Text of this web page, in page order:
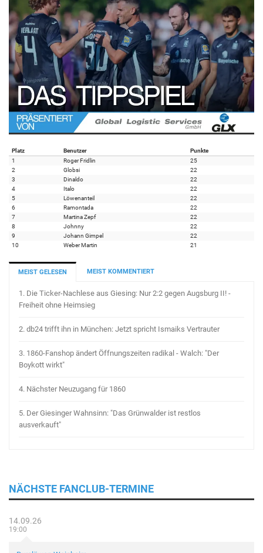
Platz Benutzer
Punkte
1
Roger Fridlin
25
2
Globsi
22
3
Dinaldo
22
4
Italo
22
5
Löwenanteil
22
6
Ramontada
22
7
Martina Zepf
22
8
Johnny
22
9
Johann Gimpel
22
10
Weber Martin 21
MEIST GELESEN MEIST KOMMENTIERT
1. Die Ticker-Nachlese aus Giesing: Nur 2:2 gegen Augsburg II! -
Freiheit ohne Heimsieg
2. db24 trifft ihn in München: Jetzt spricht Ismaiks Vertrauter
3. 1860-Fanshop ändert Öffnungszeiten radikal - Walch: "Der
Boykott wirkt"
4. Nächster Neuzugang für 1860
5. Der Giesinger Wahnsinn: "Das Grünwalder ist restlos
ausverkauft"
NÄCHSTE FANCLUB-TERMINE
14.09.26
19:00